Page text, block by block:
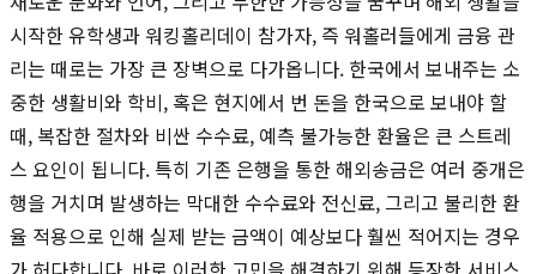
시작한 유학생과 워킹홀리데이 참가자, 즉 워홀러들에게 금융 관
리는 때로는 가장 큰 장벽으로 다가옵니다. 한국에서 보내주는 소
중한 생활비와 학비, 혹은 현지에서 번 돈을 한국으로 보내야 할
때, 복잡한 절차와 비싼 수수료, 예측 불가능한 환율은 큰 스트레
스 요인이 됩니다. 특히 기존 은행을 통한 해외송금은 여러 중개은
행을 거치며 발생하는 막대한 수수료와 전신료, 그리고 불리한 환
율 적용으로 인해 실제 받는 금액이 예상보다 훨씬 적어지는 경우